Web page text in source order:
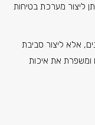
ליצור מערכת בטיחות
אלא ליצור סביבת
ומשפרת את איכות